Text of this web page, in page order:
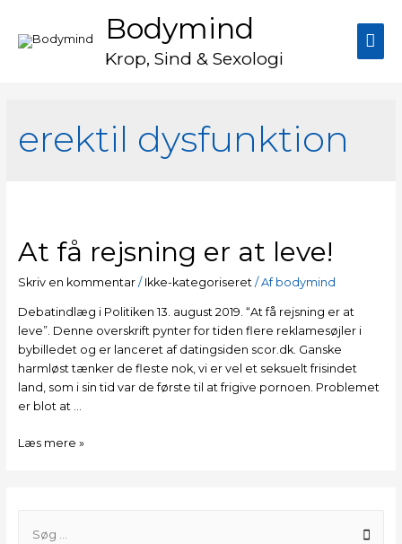
Bodymind
Krop, Sind & Sexologi
erektil dysfunktion
At få rejsning er at leve!
Skriv en kommentar / Ikke-kategoriseret/ Af bodymind
Debatindlæg i Politiken 13. august 2019. “At få rejsning er at
leve”. Denne overskrift pynter for tiden flere reklamesøjler i
bybilledet og er lanceret af datingsiden scor.dk. Ganske
harmløst tænker de fleste nok, vi er vel et seksuelt frisindet
land, som i sin tid var de første til at frigive pornoen. Problemet
er blot at …
Læs mere »